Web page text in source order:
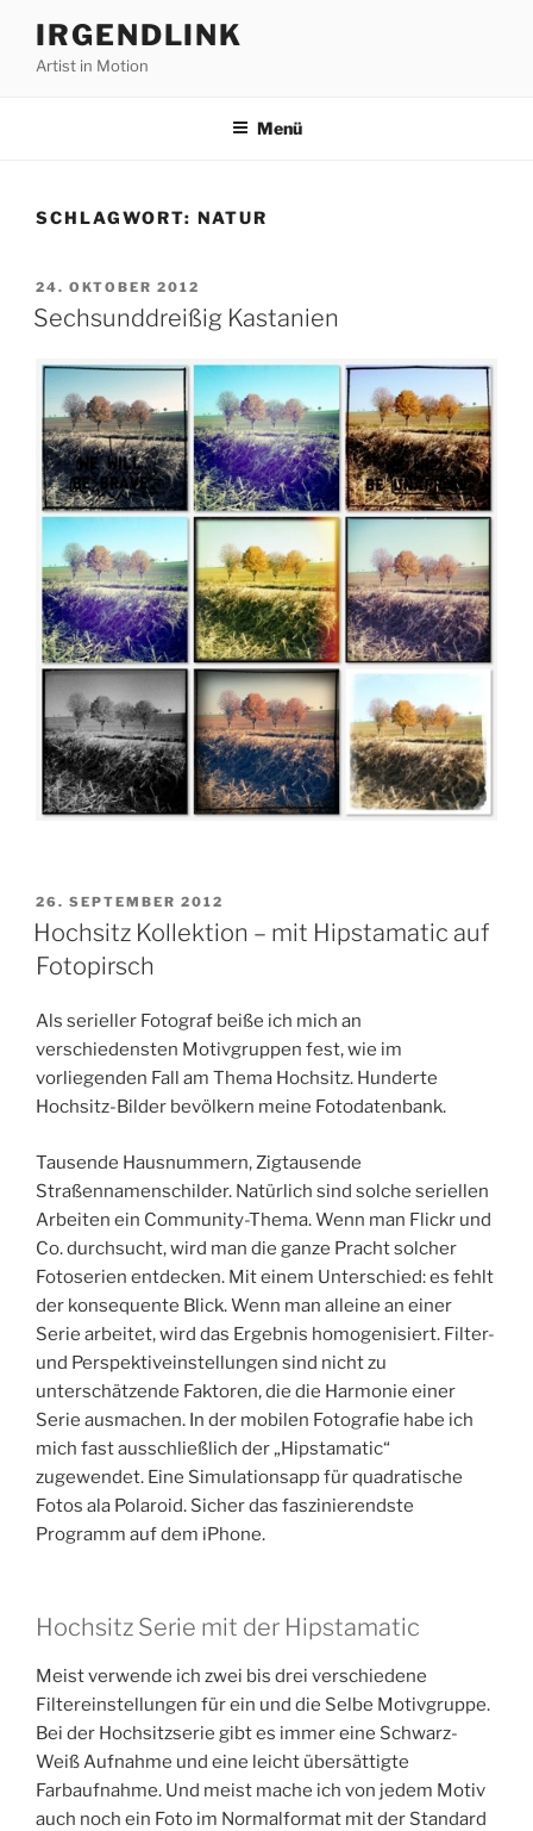
Inhalt
springen
IRGENDLINK
Artist in Motion
Menü
SCHLAGWORT: NATUR
VERÖFFENTLICHT
AM
24. OKTOBER 2012
Sechsunddreißig Kastanien
VERÖFFENTLICHT
AM
26. SEPTEMBER 2012
Hochsitz Kollektion – mit Hipstamatic auf
Fotopirsch
Als serieller Fotograf beiße ich mich an
verschiedensten Motivgruppen fest, wie im
vorliegenden Fall am Thema Hochsitz. Hunderte
Hochsitz-Bilder bevölkern meine Fotodatenbank.
Tausende Hausnummern, Zigtausende
Straßennamenschilder. Natürlich sind solche seriellen
Arbeiten ein Community-Thema. Wenn man Flickr und
Co. durchsucht, wird man die ganze Pracht solcher
Fotoserien entdecken. Mit einem Unterschied: es fehlt
der konsequente Blick. Wenn man alleine an einer
Serie arbeitet, wird das Ergebnis homogenisiert. Filter-
und Perspektiveinstellungen sind nicht zu
unterschätzende Faktoren, die die Harmonie einer
Serie ausmachen. In der mobilen Fotografie habe ich
mich fast ausschließlich der „Hipstamatic“
zugewendet. Eine Simulationsapp für quadratische
Fotos ala Polaroid. Sicher das faszinierendste
Programm auf dem iPhone.
Hochsitz Serie mit der Hipstamatic
Meist verwende ich zwei bis drei verschiedene
Filtereinstellungen für ein und die Selbe Motivgruppe.
Bei der Hochsitzserie gibt es immer eine Schwarz-
Weiß Aufnahme und eine leicht übersättigte
Farbaufnahme. Und meist mache ich von jedem Motiv
auch noch ein Foto im Normalformat mit der Standard